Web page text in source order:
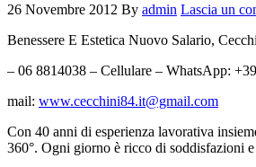
26 Novembre 2012 By admin Lascia un
Benessere E Estetica Nuovo Salario,
– 06 8814038 – Cellulare – WhatsApp:
mail: www.cecchini84.it@gmail.com
Con 40 anni di esperienza lavorativa
360°. Ogni giorno è ricco di soddisfazioni e